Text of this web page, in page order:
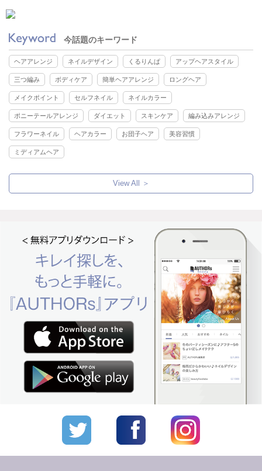
今話題のキーワード
ヘアアレンジ ネイルデザイン くるりんぱ アップヘアスタイル
三つ編み ボディケア 簡単ヘアアレンジ ロングヘア
メイクポイント セルフネイル ネイルカラー
ポニーテールアレンジ ダイエット スキンケア 編み込みアレンジ
フラワーネイル ヘアカラー お団子ヘア 美容習慣
ミディアムヘア
View All ＞